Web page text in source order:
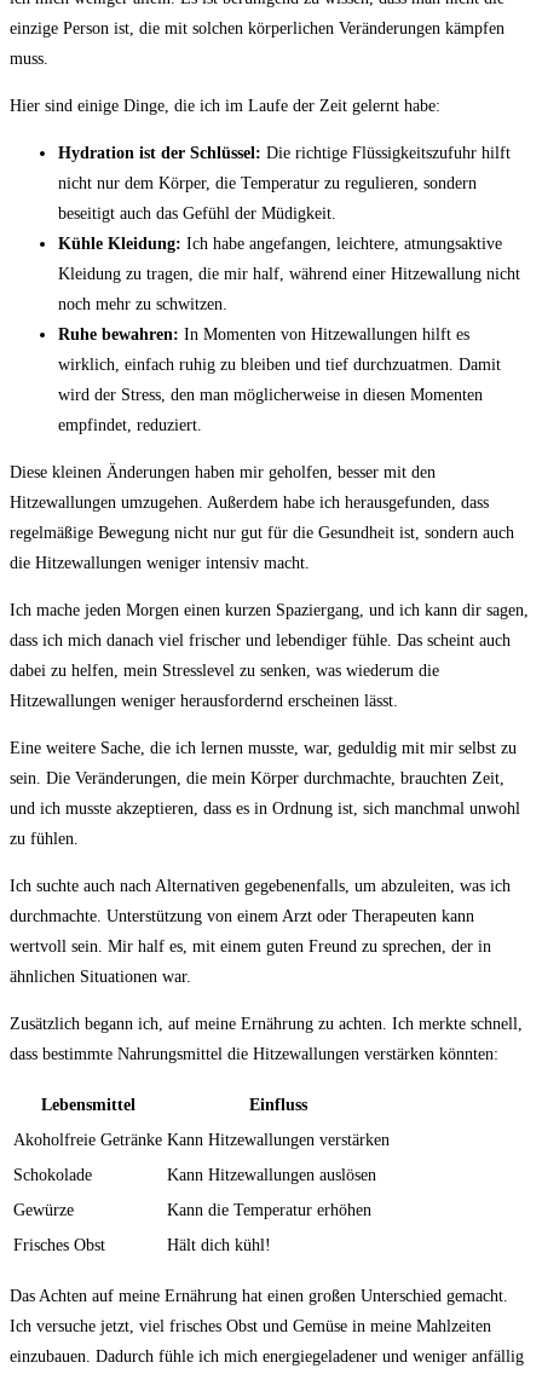
einzige Person ist, die mit solchen körperlichen Veränderungen kämpfen
muss.
Hier sind einige Dinge, die ich im Laufe der Zeit gelernt habe:
Hydration ist der Schlüssel: Die‍ richtige Flüssigkeitszufuhr hilft
⁤nicht nur dem Körper, die Temperatur zu regulieren, sondern
beseitigt auch das Gefühl der Müdigkeit.
Kühle Kleidung: ⁢Ich habe angefangen, leichtere, ‍atmungsaktive
Kleidung zu​ tragen, ‌die mir half, ⁤während‍ einer Hitzewallung nicht
noch mehr ​zu schwitzen.
Ruhe bewahren: In Momenten von Hitzewallungen hilft es
wirklich, einfach ruhig zu bleiben und tief durchzuatmen. Damit
wird ⁤der⁢ Stress, den man⁣ möglicherweise ⁢in diesen Momenten
empfindet, reduziert.
Diese kleinen Änderungen‌ haben mir geholfen, besser mit den
Hitzewallungen umzugehen. Außerdem habe ich herausgefunden, dass
regelmäßige Bewegung nicht nur‌ gut ​für die ⁢Gesundheit ist, sondern auch
die Hitzewallungen weniger​ intensiv macht.
Ich mache jeden ​Morgen einen kurzen Spaziergang, und ich kann dir ‍sagen,
dass ich mich ‍danach viel frischer und lebendiger‍ fühle. Das scheint auch
dabei ​zu helfen, mein Stresslevel zu ⁣senken, was wiederum‍ die​
Hitzewallungen weniger herausfordernd erscheinen lässt.
Eine⁣ weitere Sache, die ⁣ich lernen musste, war, geduldig mit mir selbst zu
sein. Die Veränderungen, die mein Körper durchmachte, brauchten Zeit,
und ich⁢ musste akzeptieren, dass es in Ordnung ist, sich manchmal unwohl
zu fühlen.
Ich suchte auch nach Alternativen gegebenenfalls,⁤ um abzuleiten, was ich
durchmachte. Unterstützung von einem Arzt oder Therapeuten kann
wertvoll sein. Mir half es,⁢ mit ‌einem guten Freund zu sprechen, ⁢der in
‌ähnlichen Situationen war.
Zusätzlich begann ich, auf meine Ernährung zu achten. Ich merkte ​schnell,
dass bestimmte Nahrungsmittel die Hitzewallungen verstärken könnten:
Lebensmittel
Einfluss
Akoholfreie Getränke Kann Hitzewallungen verstärken
Schokolade
Kann Hitzewallungen auslösen
Gewürze
Kann die Temperatur erhöhen
Frisches Obst
Hält dich kühl!
Das Achten auf meine Ernährung hat einen großen Unterschied gemacht.
Ich versuche jetzt, viel frisches Obst und Gemüse ⁤in meine Mahlzeiten
einzubauen. Dadurch fühle ich mich⁤ energiegeladener‍ und weniger anfällig